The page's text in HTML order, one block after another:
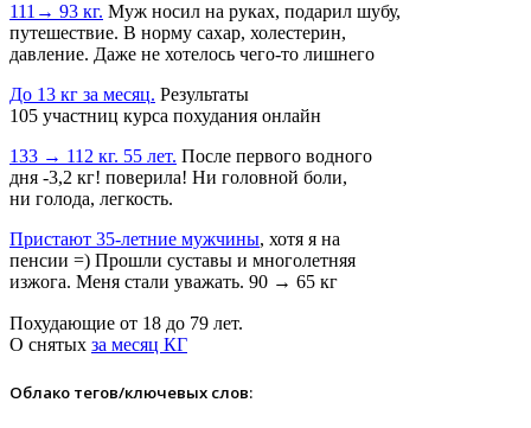
111→ 93 кг. Муж носил на руках, подарил шубу,
путешествие. В норму сахар, холестерин,
давление. Даже не хотелось чего-то лишнего
До 13 кг за месяц. Результаты
105 участниц курса похудания онлайн
133 → 112 кг. 55 лет. После первого водного
дня -3,2 кг! поверила! Ни головной боли,
ни голода, легкость.
Пристают 35-летние мужчины, хотя я на
пенсии =) Прошли суставы и многолетняя
изжога. Меня стали уважать. 90 → 65 кг
Похудающие от 18 до 79 лет.
О снятых за месяц КГ
Облако тегов/ключевых слов: